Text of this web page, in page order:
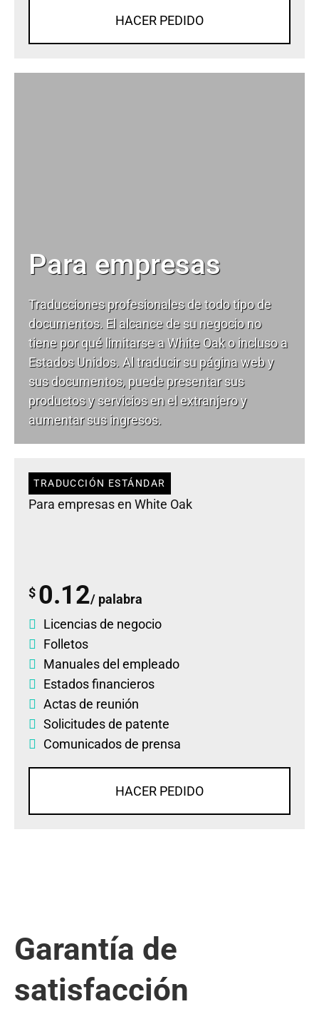
HACER PEDIDO
Para empresas
Traducciones profesionales de todo tipo de
documentos. El alcance de su negocio no
tiene por qué limitarse a White Oak o incluso a
Estados Unidos. Al traducir su página web y
sus documentos, puede presentar sus
productos y servicios en el extranjero y
aumentar sus ingresos.
TRADUCCIÓN ESTÁNDAR
Para empresas en White Oak
$ 0.12/ palabra
Licencias de negocio
Folletos
Manuales del empleado
Estados financieros
Actas de reunión
Solicitudes de patente
Comunicados de prensa
HACER PEDIDO
Garantía de
satisfacción